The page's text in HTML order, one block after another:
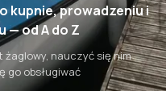
kupnie, prowadzeniu i
— od A do Z
nauczyć się nim
go obsługiwać